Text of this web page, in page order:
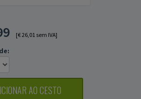
[€ 26,01 sem IVA]
AO CESTO